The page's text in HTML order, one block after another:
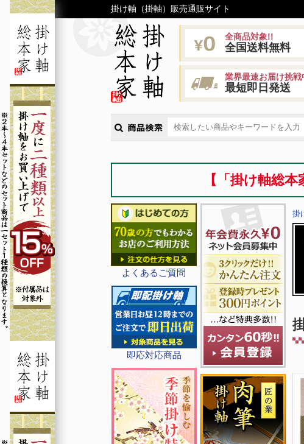
掛け軸（掛軸）販売通販サイト
全商品対象!!
全国送料無料
業界最速お届け挑戦
最短即日発送
【「掛け軸総
よくあるご質問
即応対応商品
掛